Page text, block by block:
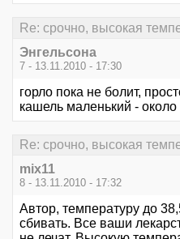
Re: срочно, высокая
Энгельсона
7 - 13.11.2010 - 17:30
горло пока не болит,
кашель маленький - около
Re: срочно, высокая
mix11
8 - 13.11.2010 - 17:32
Автор, температуру до
сбивать. Все ваши